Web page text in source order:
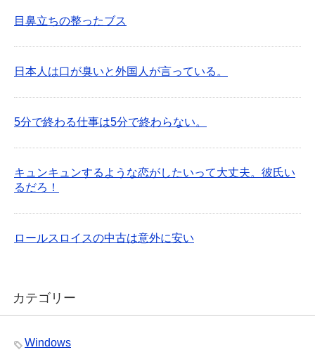
目鼻立ちの整ったブス
日本人は口が臭いと外国人が言っている。
5分で終わる仕事は5分で終わらない。
キュンキュンするような恋がしたいって大丈夫。彼氏い
るだろ！
ロールスロイスの中古は意外に安い
カテゴリー
Windows